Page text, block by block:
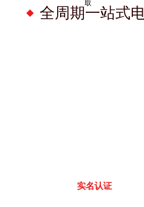
全周期一站式
实名认证